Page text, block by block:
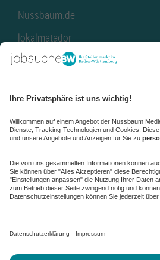
Nussbaum.de
lokalmatador
kaufinBW
NussbaumID
Nussbaum Medien